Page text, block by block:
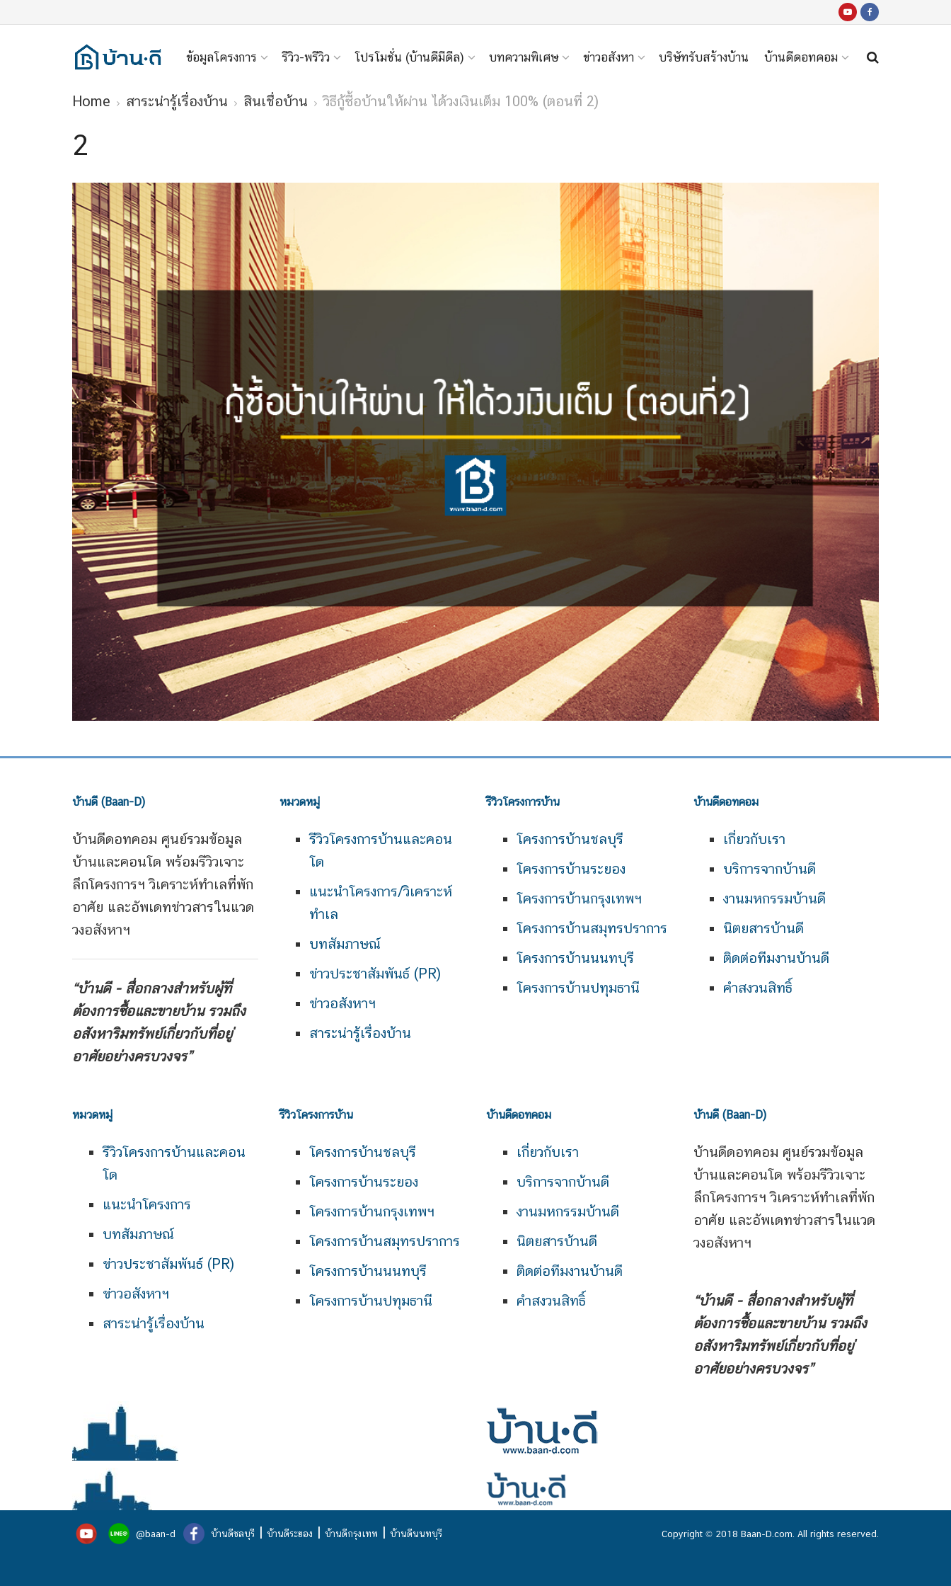
ข้อมูลโครงการ รีวิว-พรีวิว โปรโมชั่น (บ้านดีมีดีล) บทความพิเศษ ข่าวอสังหา บริษัทรับสร้างบ้าน บ้านดีดอทคอม
Home สาระน่ารู้เรื่องบ้าน สินเชื่อบ้าน วิธีกู้ซื้อบ้านให้ผ่าน ได้วงเงินเต็ม 100% (ตอนที่ 2)
2
บ้านดี (Baan-D)
บ้านดีดอทคอม ศูนย์รวมข้อมูล
บ้านและคอนโด พร้อมรีวิวเจาะ
ลึกโครงการฯ วิเคราะห์ทำเลที่พัก
อาศัย และอัพเดทข่าวสารในแวด
วงอสังหาฯ
“บ้านดี - สื่อกลางสำหรับผู้ที่
ต้องการซื้อและขายบ้าน รวมถึง
อสังหาริมทรัพย์เกี่ยวกับที่อยู่
อาศัยอย่างครบวงจร”
หมวดหมู่
รีวิวโครงการบ้านและคอน
โด
แนะนำโครงการ/วิเคราะห์
ทำเล
บทสัมภาษณ์
ข่าวประชาสัมพันธ์ (PR)
ข่าวอสังหาฯ
สาระน่ารู้เรื่องบ้าน
รีวิวโครงการบ้าน
โครงการบ้านชลบุรี
โครงการบ้านระยอง
โครงการบ้านกรุงเทพฯ
โครงการบ้านสมุทรปราการ
โครงการบ้านนนทบุรี
โครงการบ้านปทุมธานี
บ้านดีดอทคอม
เกี่ยวกับเรา
บริการจากบ้านดี
งานมหกรรมบ้านดี
นิตยสารบ้านดี
ติดต่อทีมงานบ้านดี
คำสงวนสิทธิ์
หมวดหมู่
รีวิวโครงการบ้านและคอน
โด
แนะนำโครงการ
บทสัมภาษณ์
ข่าวประชาสัมพันธ์ (PR)
ข่าวอสังหาฯ
สาระน่ารู้เรื่องบ้าน
รีวิวโครงการบ้าน
โครงการบ้านชลบุรี
โครงการบ้านระยอง
โครงการบ้านกรุงเทพฯ
โครงการบ้านสมุทรปราการ
โครงการบ้านนนทบุรี
โครงการบ้านปทุมธานี
บ้านดีดอทคอม
เกี่ยวกับเรา
บริการจากบ้านดี
งานมหกรรมบ้านดี
นิตยสารบ้านดี
ติดต่อทีมงานบ้านดี
คำสงวนสิทธิ์
บ้านดี (Baan-D)
บ้านดีดอทคอม ศูนย์รวมข้อมูล
บ้านและคอนโด พร้อมรีวิวเจาะ
ลึกโครงการฯ วิเคราะห์ทำเลที่พัก
อาศัย และอัพเดทข่าวสารในแวด
วงอสังหาฯ
“บ้านดี - สื่อกลางสำหรับผู้ที่
ต้องการซื้อและขายบ้าน รวมถึง
อสังหาริมทรัพย์เกี่ยวกับที่อยู่
อาศัยอย่างครบวงจร”
@baan-d บ้านดีชลบุรี | บ้านดีระยอง | บ้านดีกรุงเทพ | บ้านดีนนทบุรี Copyright © 2018 Baan-D.com. All rights reserved.